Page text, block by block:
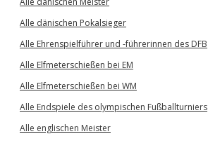
Alle dänischen Pokalsieger
Alle Ehrenspielführer und -führerinnen des DFB
Alle Elfmeterschießen bei EM
Alle Elfmeterschießen bei WM
Alle Endspiele des olympischen Fußballturniers
Alle englischen Meister